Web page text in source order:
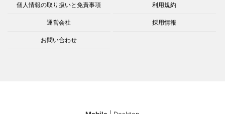
個人情報の取り扱いと免責事項 利用規約
運営会社 採用情報
お問い合わせ